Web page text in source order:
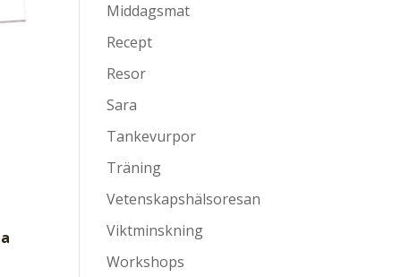
Middagsmat
Recept
Resor
Sara
Tankevurpor
Träning
Vetenskapshälsoresan
Viktminskning
Workshops